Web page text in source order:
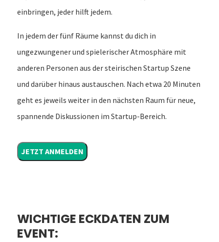
einbringen, jeder hilft jedem.
In jedem der fünf Räume kannst du dich in
ungezwungener und spielerischer Atmosphäre mit
anderen Personen aus der steirischen Startup Szene
und darüber hinaus austauschen. Nach etwa 20 Minuten
geht es jeweils weiter in den nächsten Raum für neue,
spannende Diskussionen im Startup-Bereich.
JETZT ANMELDEN
WICHTIGE ECKDATEN ZUM
EVENT: